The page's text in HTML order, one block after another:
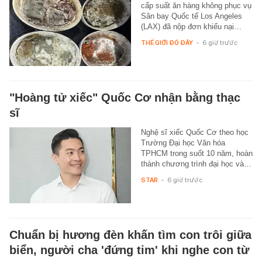
cấp suất ăn hàng không phục vụ
Sân bay Quốc tế Los Angeles
(LAX) đã nộp đơn khiếu nại…
THẾ GIỚI ĐÓ ĐÂY - 6 giờ trước
"Hoàng tử xiếc" Quốc Cơ nhận bằng thạc
sĩ
Nghệ sĩ xiếc Quốc Cơ theo học
Trường Đại học Văn hóa
TPHCM trong suốt 10 năm, hoàn
thành chương trình đại học và…
STAR - 6 giờ trước
Chuẩn bị hương đèn khấn tìm con trôi giữa
biển, người cha 'đứng tim' khi nghe con từ